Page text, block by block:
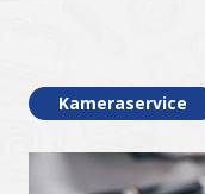
Kameraservice